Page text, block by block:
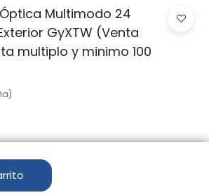
Multimodo 24
GyXTW (Venta
multiplo y minimo 100